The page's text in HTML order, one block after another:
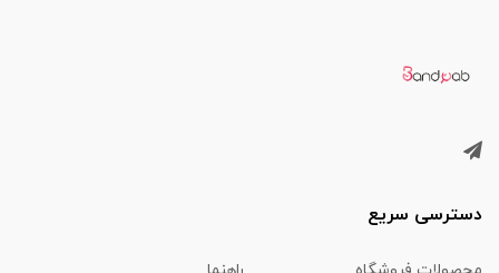
دسترسی سریع